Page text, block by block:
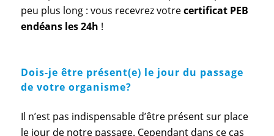
peu plus long : vous recevrez votrecertificat PEB
endéans les 24h !
Dois-je être présent(e) le jour du passage
de votre organisme?
Il n’est pas indispensable d’être présent sur place
le jour de notre passage. Cependant dans ce cas